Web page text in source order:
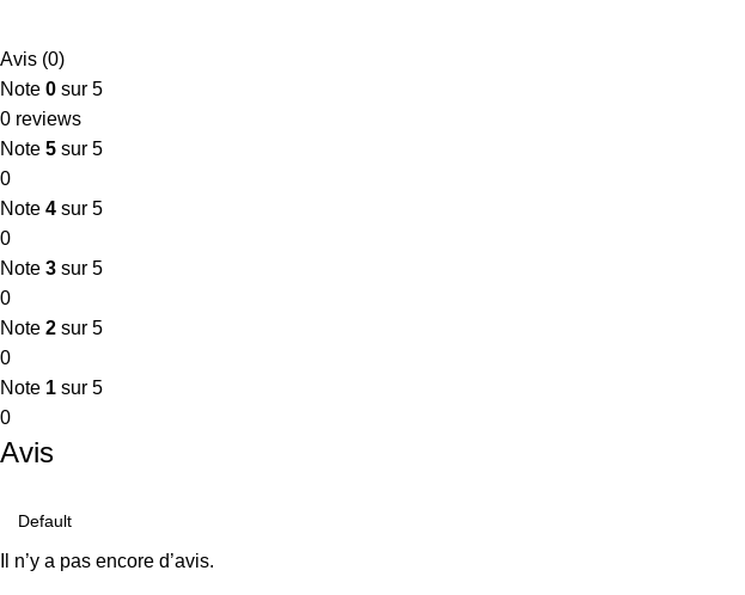
Avis (0)
Note 0 sur 5
0 reviews
Note 5 sur 5
0
Note 4 sur 5
0
Note 3 sur 5
0
Note 2 sur 5
0
Note 1 sur 5
0
Avis
Il n’y a pas encore d’avis.